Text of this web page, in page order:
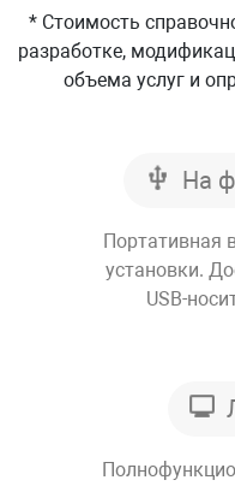
* Стоимость
разработке,
объема услуг и
На
Портативная
установки.
USB-